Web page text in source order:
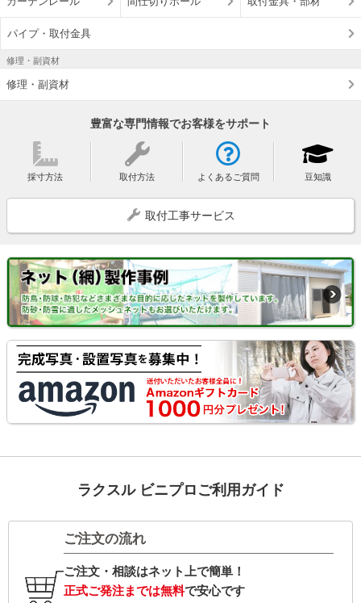
パイプ・取付金具
修理・副資材
修理・副資材
豊富な専門情報でお客様をサポート
採寸方法 取付方法 よくあるご質問 豆知識
取付工事サービス
ラクスル ビニプロご利用ガイド
ご注文の流れ
ご注文・相談はネット上で簡単！
正式ご発注までは無料で安心です